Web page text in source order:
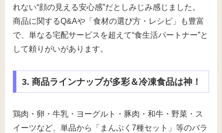
れない“顔の見える安心感”だとしみじみ感じました。
商品に関するQ&Aや「食材の選び方・レシピ」も豊富
で、単なる宅配サービスを超えて“食生活パートナー”と
して頼りがいがあります。
3. 商品ラインナップが多彩＆冷凍食品は神！
鶏肉・卵・牛乳・ヨーグルト・豚肉・和牛・野菜・ス
イーツなど、単品から「まんぷく7種セット」等のバラ